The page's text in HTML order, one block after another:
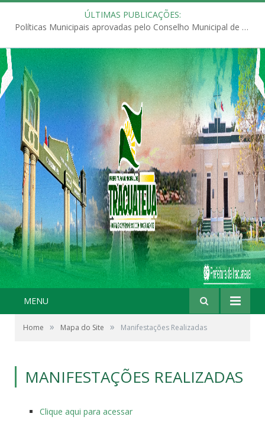
ÚLTIMAS PUBLICAÇÕES:
Políticas Municipais aprovadas pelo Conselho Municipal de Educação (CME)
MENU
Home » Mapa do Site » Manifestações Realizadas
MANIFESTAÇÕES REALIZADAS
Clique aqui para acessar